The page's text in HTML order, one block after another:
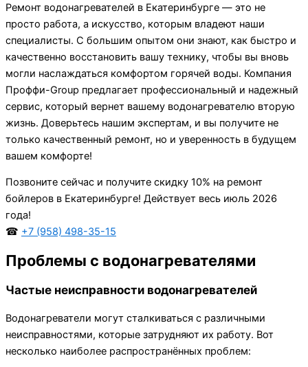
Ремонт водонагревателей в Екатеринбурге — это не
просто работа, а искусство, которым владеют наши
специалисты. С большим опытом они знают, как быстро и
качественно восстановить вашу технику, чтобы вы вновь
могли наслаждаться комфортом горячей воды. Компания
Проффи-Group предлагает профессиональный и надежный
сервис, который вернет вашему водонагревателю вторую
жизнь. Доверьтесь нашим экспертам, и вы получите не
только качественный ремонт, но и уверенность в будущем
вашем комфорте!
Позвоните сейчас и получите скидку 10% на ремонт
бойлеров в Екатеринбурге! Действует весь июль 2026
года!
☎ +7 (958) 498-35-15
Проблемы с водонагревателями
Частые неисправности водонагревателей
Водонагреватели могут сталкиваться с различными
неисправностями, которые затрудняют их работу. Вот
несколько наиболее распространённых проблем: